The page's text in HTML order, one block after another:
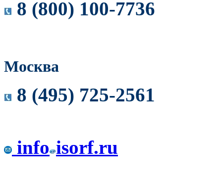
8 (800) 100-7736
Москва
8 (495) 725-2561
info isorf.ru